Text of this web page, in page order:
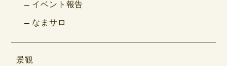
イベント報告
なまサロ
景観